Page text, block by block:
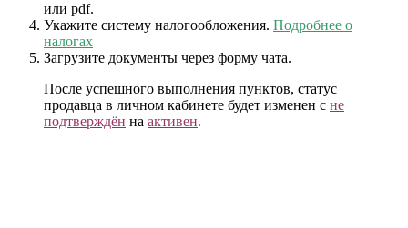
или pdf.
Укажите систему налогообложения. Подробнее о
налогах
Загрузите документы через форму чата.
После успешного выполнения пунктов, статус
продавца в личном кабинете будет изменен с не
подтверждён на активен.